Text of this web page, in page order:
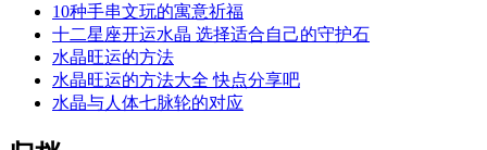
10种手串文玩的寓意祈福
十二星座开运水晶 选择适合自己的守护石
水晶旺运的方法
水晶旺运的方法大全 快点分享吧
水晶与人体七脉轮的对应